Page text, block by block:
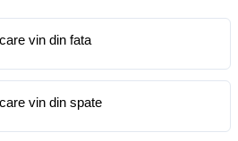
vin din fata
vin din spate